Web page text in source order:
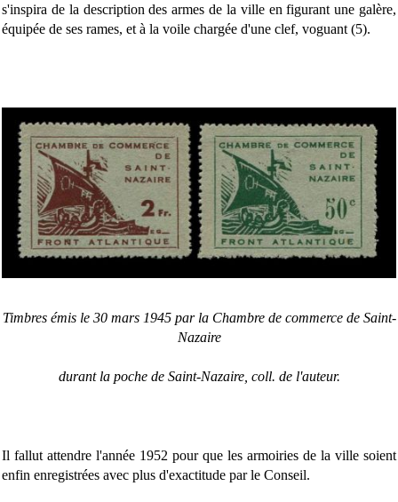
s'inspira de la description des armes de la ville en figurant une galère,
équipée de ses rames, et à la voile chargée d'une clef, voguant (5).
Timbres émis le 30 mars 1945 par la Chambre de commerce de Saint-
Nazaire
durant la poche de Saint-Nazaire, coll. de l'auteur.
Il fallut attendre l'année 1952 pour que les armoiries de la ville soient
enfin enregistrées avec plus d'exactitude par le Conseil.